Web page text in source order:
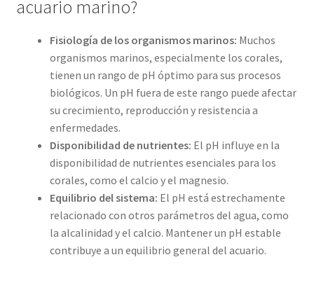
acuario marino?
Fisiología de los organismos marinos: Muchos
organismos marinos, especialmente los corales,
tienen un rango de pH óptimo para sus procesos
biológicos. Un pH fuera de este rango puede afectar
su crecimiento, reproducción y resistencia a
enfermedades.
Disponibilidad de nutrientes: El pH influye en la
disponibilidad de nutrientes esenciales para los
corales, como el calcio y el magnesio.
Equilibrio del sistema: El pH está estrechamente
relacionado con otros parámetros del agua, como
la alcalinidad y el calcio. Mantener un pH estable
contribuye a un equilibrio general del acuario.